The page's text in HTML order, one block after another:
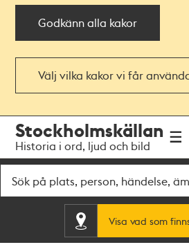
Godkänn alla kakor
Välj vilka kakor vi får
navigationen
huvudinnehållet
Stockholmskällan
Historia i ord, ljud och bild
Visa vad som